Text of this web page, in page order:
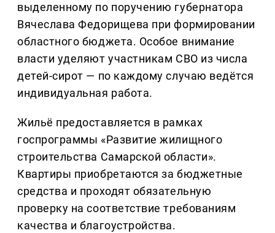
выделенному по поручению губернатора
Вячеслава Федорищева при формировании
областного бюджета. Особое внимание
власти уделяют участникам СВО из числа
детей-сирот — по каждому случаю ведётся
индивидуальная работа.
Жильё предоставляется в рамках
госпрограммы «Развитие жилищного
строительства Самарской области».
Квартиры приобретаются за бюджетные
средства и проходят обязательную
проверку на соответствие требованиям
качества и благоустройства.